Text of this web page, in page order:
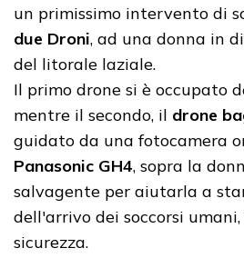
un primissimo intervento di
due Droni, ad una donna in
del litorale laziale.
Il primo drone si è occupato
mentre il secondo, il drone
guidato da una fotocamera
Panasonic GH4, sopra la
salvagente per aiutarla a
dell'arrivo dei soccorsi
sicurezza.